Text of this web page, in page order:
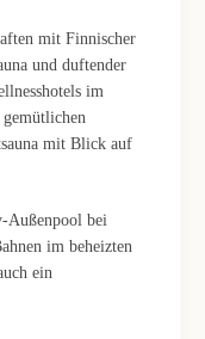
mit Finnischer
und duftender
im
mit Blick auf
Außenpool bei
im beheizten
ein